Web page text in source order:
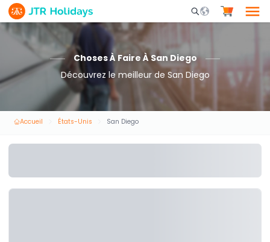
Mobile Search
Choses À Faire À San Diego
Découvrez le meilleur de San Diego
Accueil États-Unis San Diego